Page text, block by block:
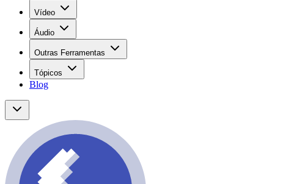
Vídeo
Áudio
Outras Ferramentas
Tópicos
Blog